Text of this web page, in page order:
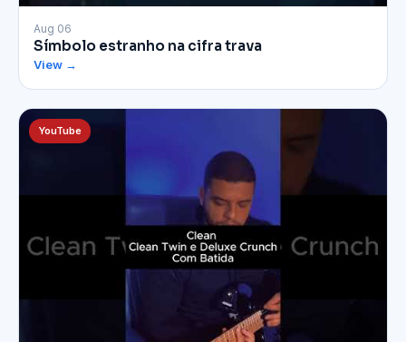
▶
Aug 06
Símbolo estranho na cifra trava
View →
YouTube